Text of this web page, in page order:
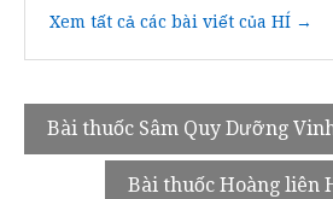
Xem tất cả các bài viết của HÍ →
Điều
hướng
Bài thuốc Sâm Quy Dưỡng
Bài thuốc Hoàng liên